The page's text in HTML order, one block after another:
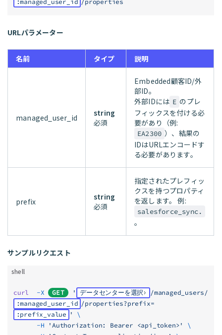
:managed_user_id /properties
URLパラメーター
名前 タイプ 説明
managed_user_id
string
必須
Embedded顧客ID/外
部ID。
外部IDには E のプレ
フィックスを付ける必
要があり（例:
EA2300 ）、結果の
IDはURLエンコードす
る必要があります。
prefix
string
必須
指定されたプレフィッ
クスを持つプロパティ
を返します。 例:
salesforce_sync.
。
サンプルリクエスト
shell
curl
  -X
GET ' データセンターを選択
/managed_users/
:managed_user_id /properties?prefix=
:prefix_value '
\
      -H
'Authorization: Bearer <api_token>'
\